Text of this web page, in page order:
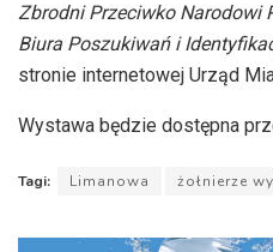
Zbrodni Przeciwko Narodowi
Biura Poszukiwań i
stronie internetowej Urząd
Wystawa będzie dostępna
Tagi: Limanowa żołnierze